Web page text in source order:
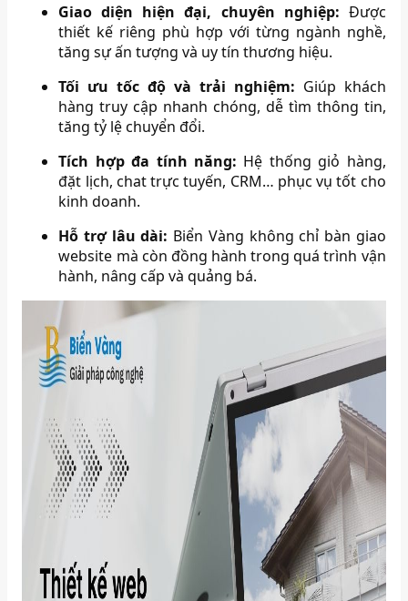
Giao diện hiện đại, chuyên nghiệp: Được
thiết kế riêng phù hợp với từng ngành nghề,
tăng sự ấn tượng và uy tín thương hiệu.
Tối ưu tốc độ và trải nghiệm: Giúp khách
hàng truy cập nhanh chóng, dễ tìm thông tin,
tăng tỷ lệ chuyển đổi.
Tích hợp đa tính năng: Hệ thống giỏ hàng,
đặt lịch, chat trực tuyến, CRM… phục vụ tốt cho
kinh doanh.
Hỗ trợ lâu dài: Biển Vàng không chỉ bàn giao
website mà còn đồng hành trong quá trình vận
hành, nâng cấp và quảng bá.